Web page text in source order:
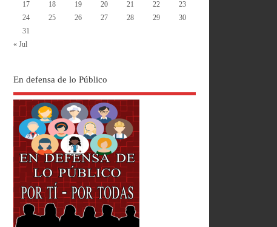
17
18 19 20 21 22
23
24
25 26 27 28 29
30
31
« Jul
En defensa de lo Público